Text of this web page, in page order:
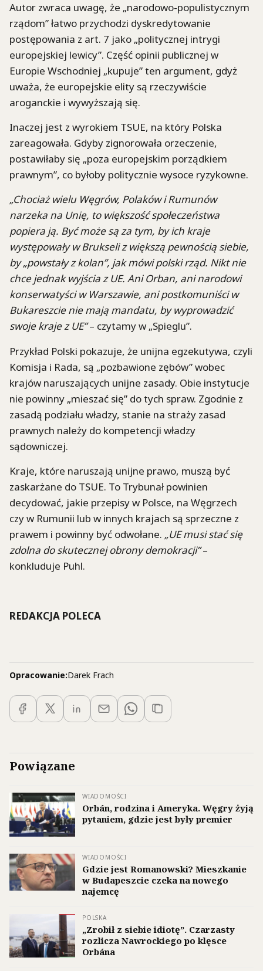
Autor zwraca uwagę, że „narodowo-populistycznym
rządom” łatwo przychodzi dyskredytowanie
postępowania z art. 7 jako „politycznej intrygi
europejskiej lewicy”. Część opinii publicznej w
Europie Wschodniej „kupuje” ten argument, gdyż
uważa, że europejskie elity są rzeczywiście
aroganckie i wywyższają się.
Inaczej jest z wyrokiem TSUE, na który Polska
zareagowała. Gdyby zignorowała orzeczenie,
postawiłaby się „poza europejskim porządkiem
prawnym”, co byłoby politycznie wysoce ryzykowne.
„Chociaż wielu Węgrów, Polaków i Rumunów
narzeka na Unię, to większość społeczeństwa
popiera ją. Być może są za tym, by ich kraje
występowały w Brukseli z większą pewnością siebie,
by „powstały z kolan”, jak mówi polski rząd. Nikt nie
chce jednak wyjścia z UE. Ani Orban, ani narodowi
konserwatyści w Warszawie, ani postkomuniści w
Bukareszcie nie mają mandatu, by wyprowadzić
swoje kraje z UE”– czytamy w „Spieglu”.
Przykład Polski pokazuje, że unijna egzekutywa, czyli
Komisja i Rada, są „pozbawione zębów” wobec
krajów naruszających unijne zasady. Obie instytucje
nie powinny „mieszać się” do tych spraw. Zgodnie z
zasadą podziału władzy, stanie na straży zasad
prawnych należy do kompetencji władzy
sądowniczej.
Kraje, które naruszają unijne prawo, muszą być
zaskarżane do TSUE. To Trybunał powinien
decydować, jakie przepisy w Polsce, na Węgrzech
czy w Rumunii lub w innych krajach są sprzeczne z
prawem i powinny być odwołane. „UE musi stać się
zdolna do skutecznej obrony demokracji”–
konkluduje Puhl.
REDAKCJA POLECA
Opracowanie:Darek Frach
Powiązane
WIADOMOŚCI
Orbán, rodzina i Ameryka. Węgry żyją
pytaniem, gdzie jest były premier
WIADOMOŚCI
Gdzie jest Romanowski? Mieszkanie
w Budapeszcie czeka na nowego
najemcę
POLSKA
„Zrobił z siebie idiotę”. Czarzasty
rozlicza Nawrockiego po klęsce
Orbána